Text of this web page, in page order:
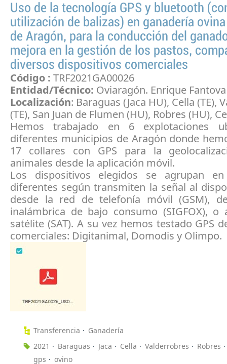
Uso de la tecnología GPS y bluetooth
utilización de balizas) en ganadería
de Aragón, para la conducción del
mejora en la gestión de los pastos,
diversos dispositivos comerciales
Código : TRF2021GA00026
Entidad/Técnico: Oviaragón. Enrique
Localización: Baraguas (Jaca HU), Cella (TE),
(TE), San Juan de Flumen (HU), Robres (HU),
Hemos trabajado en 6 explotaciones
diferentes municipios de Aragón donde
17 collares con GPS para la
animales desde la aplicación móvil.
Los dispositivos elegidos se agrupan
diferentes según transmiten la señal al
desde la red de telefonía móvil (GSM),
inalámbrica de bajo consumo (SIGFOX), o
satélite (SAT). A su vez hemos testado GPS
comerciales: Digitanimal, Domodis y Olimpo.
Transferencia
Ganadería
2021
Baraguas Jaca Cella Valderrobres
Robres
gps
ovino